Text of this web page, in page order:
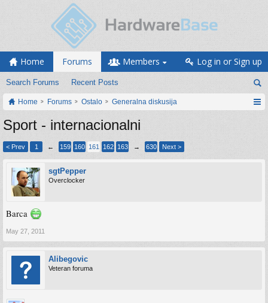
Home Forums
Search Forums Recent Posts
Members Log in or Sign up
Home Forums Ostalo Generalna diskusija
Sport - internacionalni
< Prev 1 ← 159 160 161 162 163 → 630 Next >
sgtPepper
Overclocker
Barca
May 27, 2011
Alibegovic
Veteran foruma